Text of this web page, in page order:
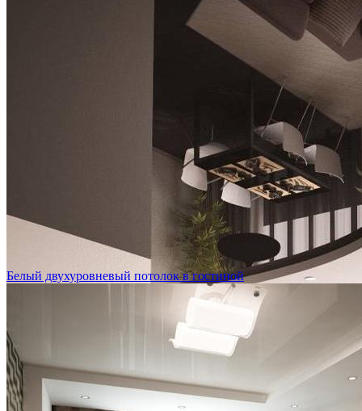
Белый двухуровневый потолок в гостиной